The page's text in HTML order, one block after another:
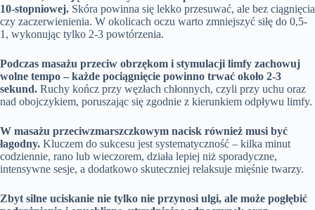
10-stopniowej. Skóra powinna się lekko przesuwać, ale bez ciągnięcia
czy zaczerwienienia. W okolicach oczu warto zmniejszyć siłę do 0,5-
1, wykonując tylko 2-3 powtórzenia.
Podczas masażu przeciw obrzękom i stymulacji limfy zachowuj
wolne tempo – każde pociągnięcie powinno trwać około 2-3
sekund. Ruchy kończ przy węzłach chłonnych, czyli przy uchu oraz
nad obojczykiem, poruszając się zgodnie z kierunkiem odpływu limfy.
W masażu przeciwzmarszczkowym nacisk również musi być
łagodny. Kluczem do sukcesu jest systematyczność – kilka minut
codziennie, rano lub wieczorem, działa lepiej niż sporadyczne,
intensywne sesje, a dodatkowo skuteczniej relaksuje mięśnie twarzy.
Zbyt silne uciskanie nie tylko nie przynosi ulgi, ale może pogłębić